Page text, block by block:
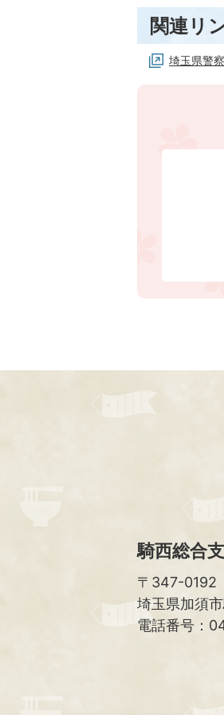
関連リ
埼玉県警
騎西総合
〒347-0192
埼玉県加須
電話番号：